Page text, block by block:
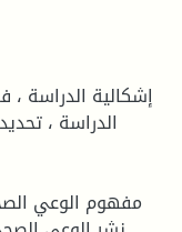
إشكالية الدراسة ،
الدراسة ،
مفهوم الوعي